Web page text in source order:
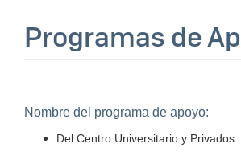
Programas de
Nombre del programa de apoyo:
Del Centro Universitario y Privados